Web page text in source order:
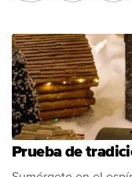
Prueba de